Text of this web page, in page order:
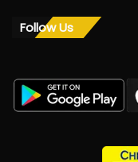
Follow Us